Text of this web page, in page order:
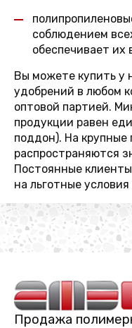
соблюдением
обеспечивает их
Вы можете купить у
удобрений в любом
оптовой партией.
продукции равен
поддон). На крупные
распространяются
Постоянные
на льготные
Продажа